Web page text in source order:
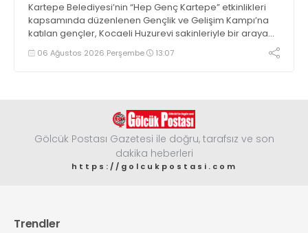
Kartepe Belediyesi’nin “Hep Genç Kartepe” etkinlikleri
kapsamında düzenlenen Gençlik ve Gelişim Kampı’na
katılan gençler, Kocaeli Huzurevi sakinleriyle bir araya
geldi06 Ağustos 2026 Perşembe 13:07
Gölcük Postası Gazetesi ile doğru, tarafsız ve son
dakika heberleri
https://golcukpostasi.com
Trendler